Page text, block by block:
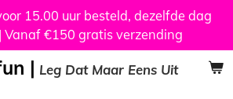
| Leg Dat Maar Eens Uit
15.00 uur besteld, dezelfde dag
Vanaf €150 gratis verzending